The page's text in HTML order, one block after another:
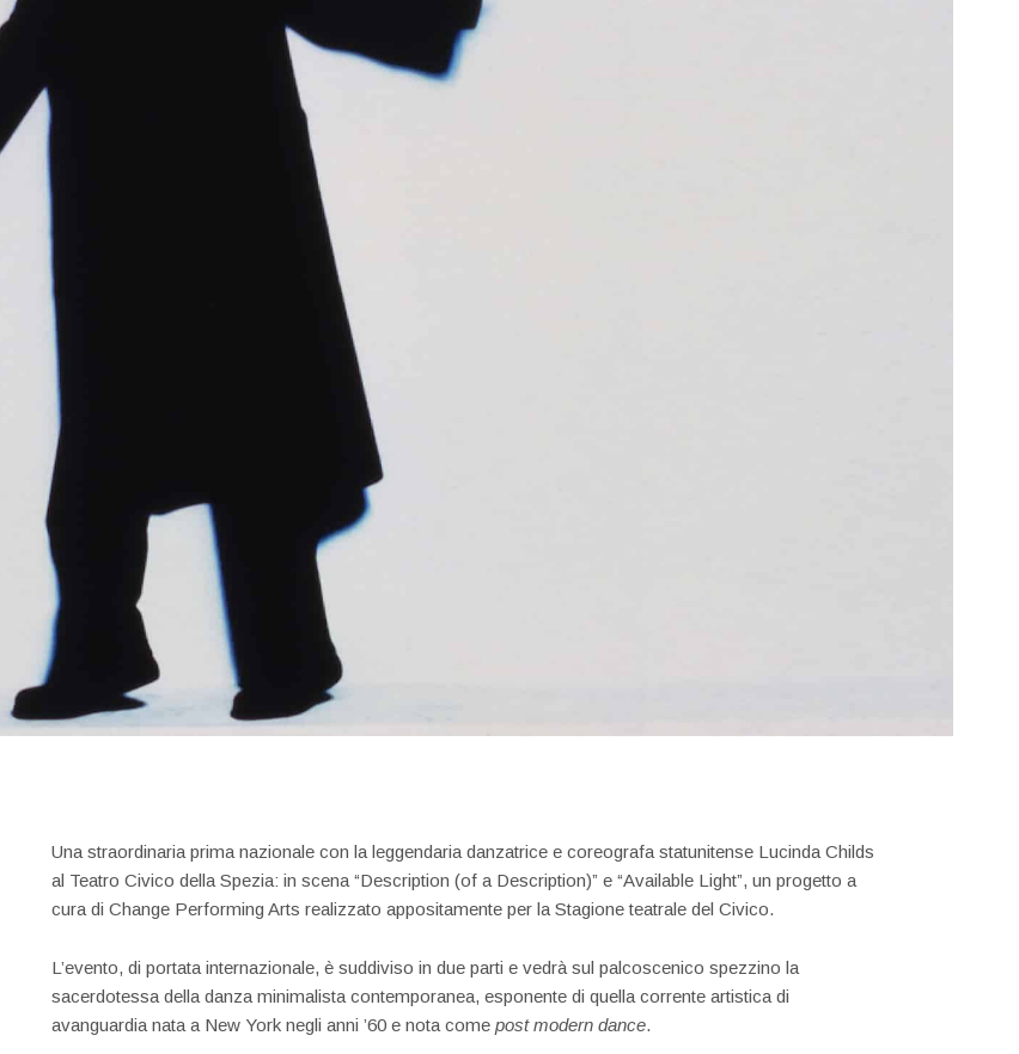
Una straordinaria prima nazionale con la leggendaria danzatrice e coreografa statunitense Lucinda Childs
al Teatro Civico della Spezia: in scena “Description (of a Description)” e “Available Light”, un progetto a
cura di Change Performing Arts realizzato appositamente per la Stagione teatrale del Civico.
L’evento, di portata internazionale, è suddiviso in due parti e vedrà sul palcoscenico spezzino la
sacerdotessa della danza minimalista contemporanea, esponente di quella corrente artistica di
avanguardia nata a New York negli anni ’60 e nota come post modern dance.